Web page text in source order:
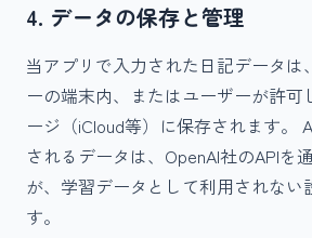
4. データの保存と管理
当アプリで入力された日記データは
ーの端末内、またはユーザーが許可
ージ（iCloud等）に保存されます。
されるデータは、OpenAI社のAPIを
が、学習データとして利用されない
す。